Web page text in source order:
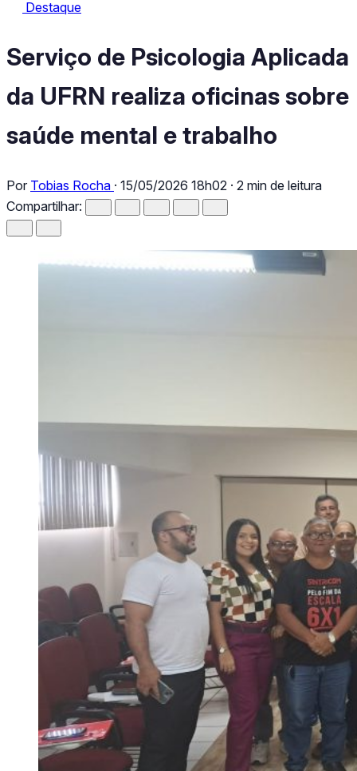
Destaque
Serviço de Psicologia Aplicada
da UFRN realiza oficinas sobre
saúde mental e trabalho
Por Tobias Rocha · 15/05/2026 18h02 · 2 min de leitura
Compartilhar: